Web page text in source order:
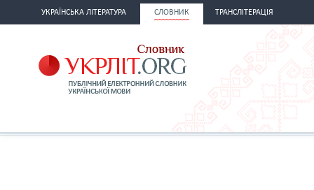
УКРАЇНСЬКА ЛІТЕРАТУРА СЛОВНИК ТРАНСЛІТЕРАЦІЯ